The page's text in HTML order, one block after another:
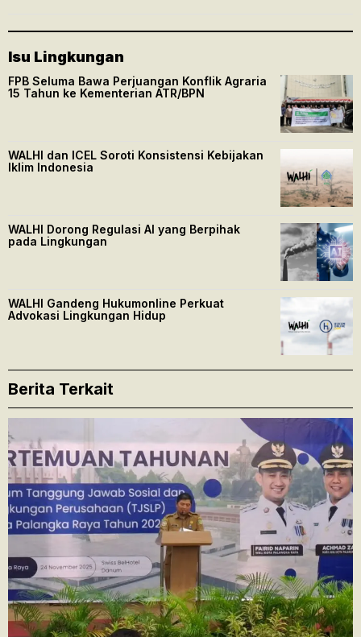
Isu Lingkungan
FPB Seluma Bawa Perjuangan Konflik Agraria
15 Tahun ke Kementerian ATR/BPN
WALHI dan ICEL Soroti Konsistensi Kebijakan
Iklim Indonesia
WALHI Dorong Regulasi AI yang Berpihak
pada Lingkungan
WALHI Gandeng Hukumonline Perkuat
Advokasi Lingkungan Hidup
Berita Terkait